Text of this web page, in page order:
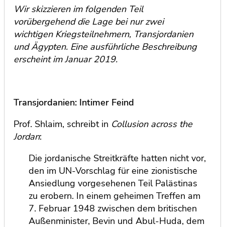
Wir skizzieren im folgenden Teil
vorübergehend die Lage bei nur zwei
wichtigen Kriegsteilnehmern, Transjordanien
und Ägypten. Eine ausführliche Beschreibung
erscheint im Januar 2019.
Transjordanien: Intimer Feind
Prof. Shlaim, schreibt in Collusion across the
Jordan:
Die jordanische Streitkräfte hatten nicht vor,
den im UN-Vorschlag für eine zionistische
Ansiedlung vorgesehenen Teil Palästinas
zu erobern. In einem geheimen Treffen am
7. Februar 1948 zwischen dem britischen
Außenminister, Bevin und Abul-Huda, dem